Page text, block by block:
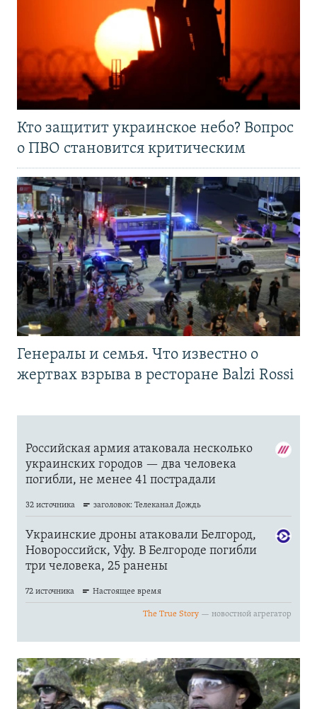
Кто защитит украинское небо? Вопрос
о ПВО становится критическим
Генералы и семья. Что известно о
жертвах взрыва в ресторане Balzi Rossi